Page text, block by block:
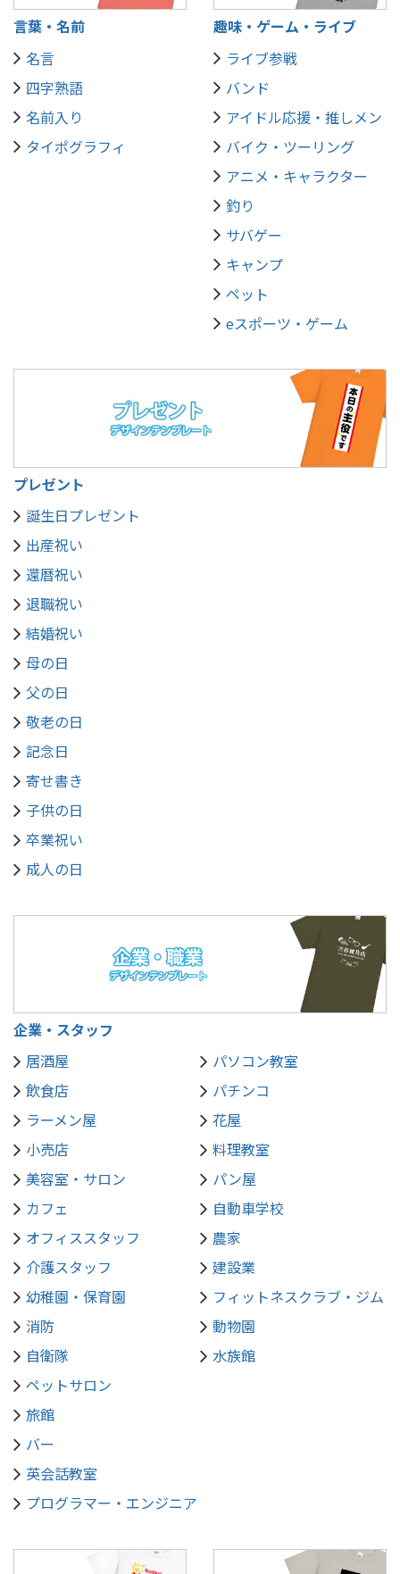
言葉・名前
名言
四字熟語
名前入り
タイポグラフィ
趣味・ゲーム・ライブ
ライブ参戦
バンド
アイドル応援・推しメン
バイク・ツーリング
アニメ・キャラクター
釣り
サバゲー
キャンプ
ペット
eスポーツ・ゲーム
プレゼント
誕生日プレゼント
出産祝い
還暦祝い
退職祝い
結婚祝い
母の日
父の日
敬老の日
記念日
寄せ書き
子供の日
卒業祝い
成人の日
企業・スタッフ
居酒屋
飲食店
ラーメン屋
小売店
美容室・サロン
カフェ
オフィススタッフ
介護スタッフ
幼稚園・保育園
消防
自衛隊
ペットサロン
旅館
バー
英会話教室
プログラマー・エンジニア
パソコン教室
パチンコ
花屋
料理教室
パン屋
自動車学校
農家
建設業
フィットネスクラブ・ジム
動物園
水族館